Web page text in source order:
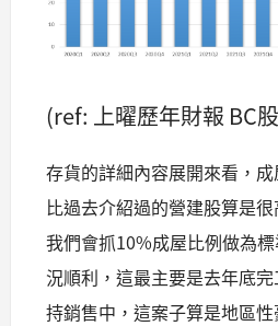
(ref: 上曜歷年財報 BC
存貨的詳細內容展開來看，
比過去介紹過的營建股算是
我們會抓10%成屋比例做為
況順利，這最主要是去年底
持銷售中，這案子算是地區